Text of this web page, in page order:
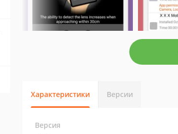
Характеристики Версии
Версия